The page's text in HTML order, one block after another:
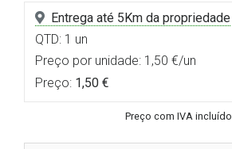
Entrega até 5Km da propriedade
QTD: 1 un
Preço por unidade: 1,50 €/un
Preço: 1,50 €
Preço com IVA incluído